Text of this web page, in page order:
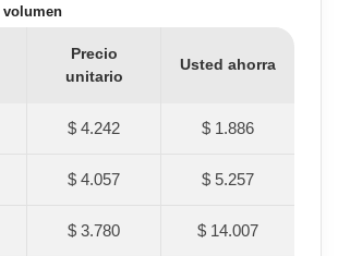
volumen
Precio
unitario
Usted ahorra
$ 4.242 $ 1.886
$ 4.057 $ 5.257
$ 3.780 $ 14.007